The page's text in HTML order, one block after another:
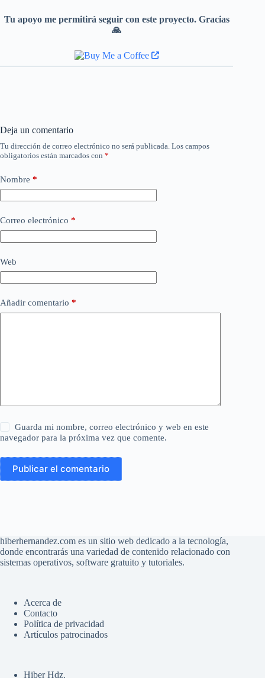
Tu apoyo me permitirá seguir con este proyecto. Gracias
🙏
Deja un comentario
Tu dirección de correo electrónico no será publicada. Los campos
obligatorios están marcados con *
Nombre *
Correo electrónico *
Web
Añadir comentario *
Guarda mi nombre, correo electrónico y web en este
navegador para la próxima vez que comente.
Publicar el comentario
hiberhernandez.com es un sitio web dedicado a la tecnología,
donde encontrarás una variedad de contenido relacionado con
sistemas operativos, software gratuito y tutoriales.
Acerca de
Contacto
Política de privacidad
Artículos patrocinados
Hiber Hdz.